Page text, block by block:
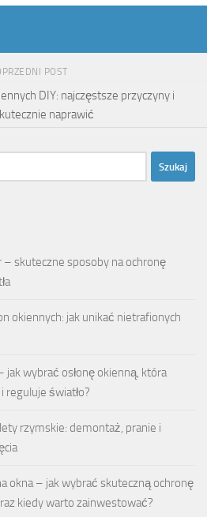
POST
DIY: najczęstsze przyczyny i
naprawić
– skuteczne sposoby na ochronę
okiennych: jak unikać nietrafionych
jak wybrać osłonę okienną, która
reguluje światło?
rzymskie: demontaż, pranie i
okna – jak wybrać skuteczną ochronę
kiedy warto zainwestować?